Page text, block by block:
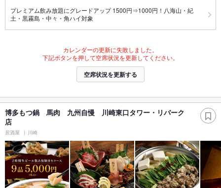
プレミアム飲み放題にグレードアップ 1500円⇒1000円！八海山・紀
土・黒霧島・中々・角ハイ対象
カレンダーの更新に失敗しました。
下記ボタンを押して空席状況を更新してください。
空席状況を更新する
博多もつ鍋 馬肉 九州自慢 川崎東口タワー・リバーク
店
居酒屋 川崎